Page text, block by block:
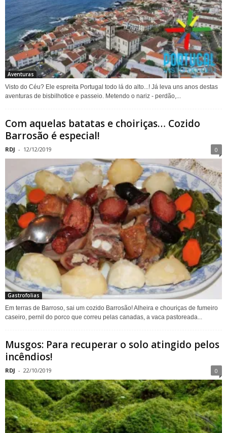
Aventuras
Visto do Céu? Ele espreita Portugal todo lá do alto...! Já leva uns anos destas
aventuras de bisbilhotice e passeio. Metendo o nariz - perdão,...
Com aquelas batatas e choiriças… Cozido
Barrosão é especial!
RDJ - 12/12/2019 0
Gastrofolias
Em terras de Barroso, sai um cozido Barrosão! Alheira e chouriças de fumeiro
caseiro, pernil do porco que correu pelas canadas, a vaca pastoreada...
Musgos: Para recuperar o solo atingido pelos
incêndios!
RDJ - 22/10/2019 0